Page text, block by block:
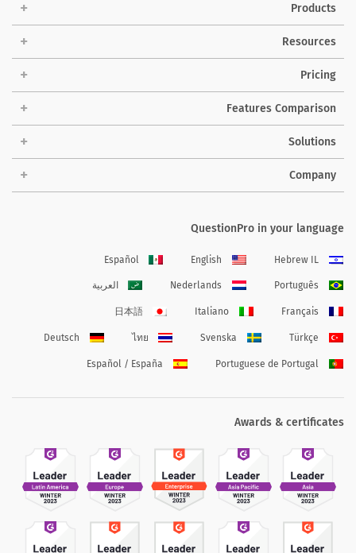
Products
Resources
Pricing
Features Comparison
Solutions
Company
QuestionPro in your language
Hebrew IL
English
Español
Português
Nederlands العربية
Français
Italiano
日本語
Türkçe
Svenska
ไทย
Deutsch
Portuguese de Portugal
Español / España
Awards & certificates